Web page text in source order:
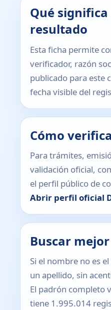
Qué significa
resultado
Esta ficha permite
verificador, razón
publicado para este
fecha visible del
Cómo
Para trámites,
validación oficial,
el perfil público de
Abrir perfil oficial
Buscar
Si el nombre no es
un apellido, sin
El padrón completo
tiene 1.995.014